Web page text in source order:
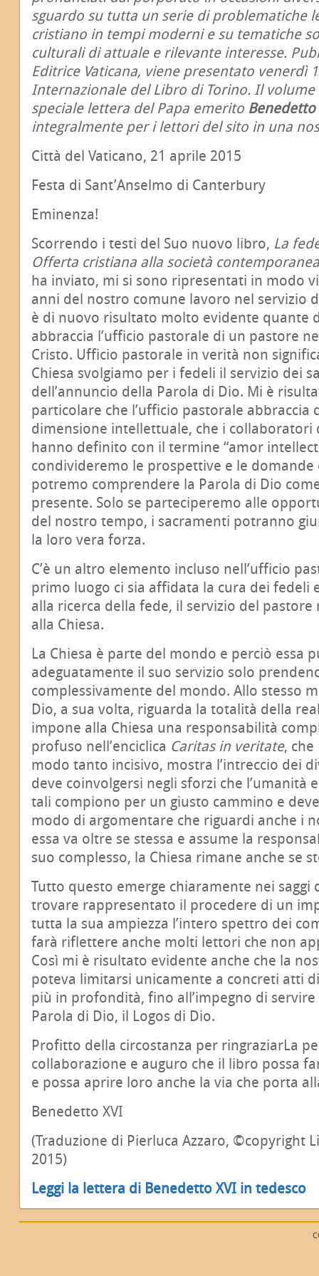
sguardo su tutta un serie di problematiche
cristiano in tempi moderni e su tematiche
culturali di attuale e rilevante interesse.
Editrice Vaticana, viene presentato venerdì
Internazionale del Libro di Torino. Il
speciale lettera del Papa emerito Benedetto
integralmente per i lettori del sito in una
Città del Vaticano, 21 aprile 2015
Festa di Sant’Anselmo di Canterbury
Eminenza!
Scorrendo i testi del Suo nuovo libro, La
Offerta cristiana alla società contemporanea
ha inviato, mi si sono ripresentati in modo
anni del nostro comune lavoro nel servizio
è di nuovo risultato molto evidente quante
abbraccia l’ufficio pastorale di un pastore
Cristo. Ufficio pastorale in verità non
Chiesa svolgiamo per i fedeli il servizio dei
dell’annuncio della Parola di Dio. Mi è
particolare che l’ufficio pastorale abbraccia
dimensione intellettuale, che i collaboratori
hanno definito con il termine “amor
condivideremo le prospettive e le
potremo comprendere la Parola di Dio
presente. Solo se parteciperemo alle
del nostro tempo, i sacramenti potranno
la loro vera forza.
C’è un altro elemento incluso nell’ufficio
primo luogo ci sia affidata la cura dei fedeli
alla ricerca della fede, il servizio del
alla Chiesa.
La Chiesa è parte del mondo e perciò essa
adeguatamente il suo servizio solo
complessivamente del mondo. Allo stesso
Dio, a sua volta, riguarda la totalità della
impone alla Chiesa una responsabilità
profuso nell’enciclica Caritas in veritate, che
modo tanto incisivo, mostra l’intreccio dei
deve coinvolgersi negli sforzi che l’umanità
tali compiono per un giusto cammino e
modo di argomentare che riguardi anche i
essa va oltre se stessa e assume la
suo complesso, la Chiesa rimane anche se
Tutto questo emerge chiaramente nei saggi
trovare rappresentato il procedere di un
tutta la sua ampiezza l’intero spettro dei
farà riflettere anche molti lettori che non
Così mi è risultato evidente anche che la
poteva limitarsi unicamente a concreti atti
più in profondità, fino all’impegno di
Parola di Dio, il Logos di Dio.
Profitto della circostanza per ringraziarLa
collaborazione e auguro che il libro possa
e possa aprire loro anche la via che porta
Benedetto XVI
(Traduzione di Pierluca Azzaro, ©copyright
2015)
Leggi la lettera di Benedetto XVI in tedesco